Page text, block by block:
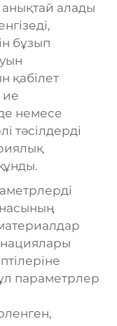
алады
бұзып
қабілет
ие
немесе
тәсілдерді
параметрлер